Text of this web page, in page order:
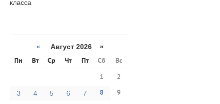
класса
« Август 2026 »
Пн Вт Ср Чт Пт Сб
Вс
1
2
3 4 5 6 7 8 9